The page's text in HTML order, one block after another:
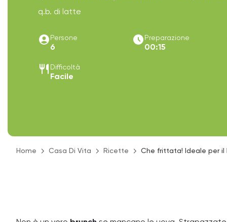
q.b. di latte
account_circle Persone
6
access_time_filled Preparazione
00:15
restaurant Difficoltà
Facile
Home Casa Di Vita Ricette Che frittata! Ideale per il